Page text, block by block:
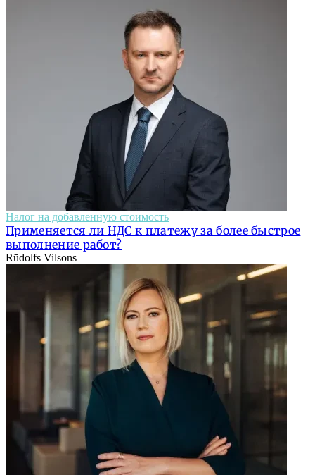
Налог на добавленную стоимость
Применяется ли НДС к платежу за более быстрое
выполнение работ?
Rūdolfs Vilsons